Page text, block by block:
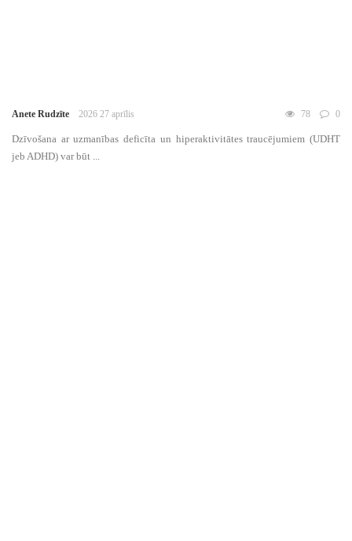
Anete Rudzīte 2026 27 aprīlis 78 0
Dzīvošana ar uzmanības deficīta un hiperaktivitātes traucējumiem (UDHT
jeb ADHD) var būt ...